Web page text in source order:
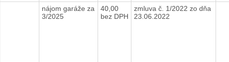
nájom garáže za
3/2025
40,00
bez DPH
zmluva č. 1/2022 zo dňa
23.06.2022